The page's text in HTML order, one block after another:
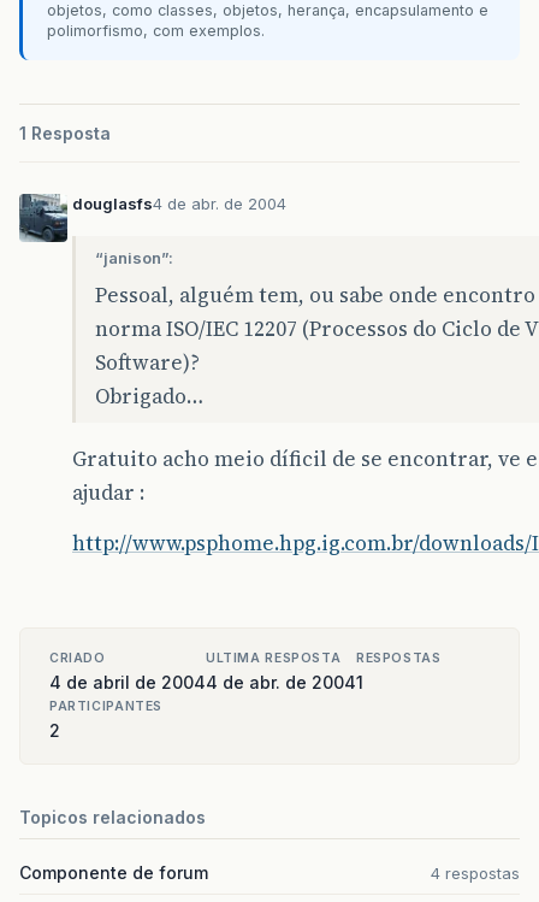
objetos, como classes, objetos, herança, encapsulamento e
polimorfismo, com exemplos.
1 Resposta
douglasfs4 de abr. de 2004
“janison”:
Pessoal, alguém tem, ou sabe onde
norma ISO/IEC 12207 (Processos do Ciclo de
Software)?
Obrigado…
Gratuito acho meio díficil de se encontrar, ve
ajudar :
http://www.psphome.hpg.ig.com.br/downloads/
CRIADO
4 de abril de 2004
ULTIMA RESPOSTA
4 de abr. de 2004
RESPOSTAS
1
PARTICIPANTES
2
Topicos relacionados
Componente de forum 4 respostas